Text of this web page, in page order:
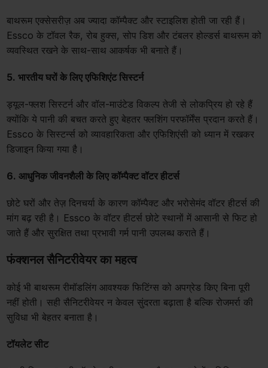
बाथरूम एक्सेसरीज़ अब ज्यादा कॉम्पैक्ट और स्टाइलिश होती जा रही हैं।
Essco के टॉवल रैक, रोब हुक्स, सोप डिश और टंबलर होल्डर्स बाथरूम को
व्यवस्थित रखने के साथ-साथ आकर्षक भी बनाते हैं।
5. भारतीय घरों के लिए एफिशिएंट सिस्टर्न
ड्यूल-फ्लश सिस्टर्न और वॉल-माउंटेड विकल्प तेजी से लोकप्रिय हो रहे हैं
क्योंकि ये पानी की बचत करते हुए बेहतर फ्लशिंग परफॉर्मेंस प्रदान करते हैं।
Essco के सिस्टर्न्स को व्यावहारिकता और एफिशिएंसी को ध्यान में रखकर
डिजाइन किया गया है।
6. आधुनिक जीवनशैली के लिए कॉम्पैक्ट वॉटर हीटर्स
छोटे घरों और तेज़ दिनचर्या के कारण कॉम्पैक्ट और भरोसेमंद वॉटर हीटर्स की
मांग बढ़ रही है। Essco के वॉटर हीटर्स छोटे स्थानों में आसानी से फिट हो
जाते हैं और सुरक्षित तथा प्रभावी गर्म पानी उपलब्ध कराते हैं।
फंक्शनल सैनिटरीवेयर का महत्व
कोई भी बाथरूम रीमॉडलिंग आवश्यक फिटिंग्स को अपग्रेड किए बिना पूरी
नहीं होती। सही सैनिटरीवेयर न केवल सुंदरता बढ़ाता है बल्कि रोजमर्रा की
सुविधा भी बेहतर बनाता है।
टॉयलेट सीट